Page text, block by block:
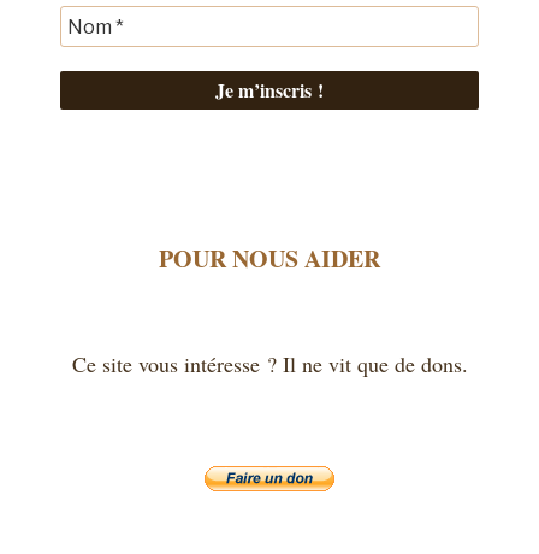
POUR NOUS AIDER
Ce site vous intéresse ? Il ne vit que de dons.